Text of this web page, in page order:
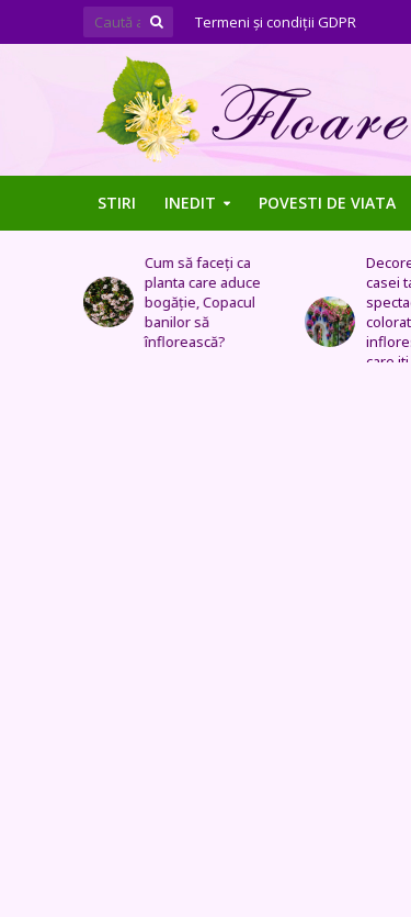
Termeni şi condiţii GDPR
STIRI INEDIT POVESTI DE VIATA
Decoreza fatada
casei tale cu flori
spectaculoase. Flori
colorate care
infloresc toata vara si
Tufe
sau